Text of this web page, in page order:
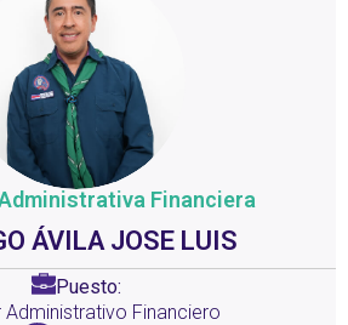
Financiera
ÁVILA JOSE LUIS
Puesto:
Administrativo Financiero